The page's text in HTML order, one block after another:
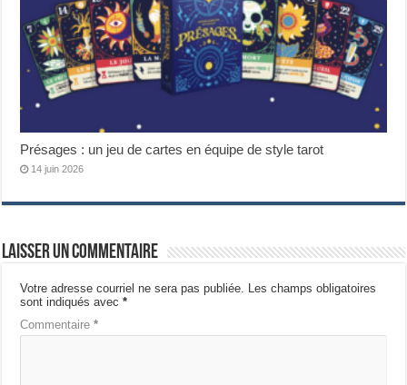
Présages : un jeu de cartes en équipe de style tarot
14 juin 2026
Laisser un commentaire
Votre adresse courriel ne sera pas publiée. Les champs obligatoires
sont indiqués avec*
Commentaire*